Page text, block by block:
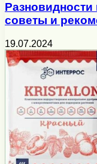
Разновидности
советы и
19.07.2024